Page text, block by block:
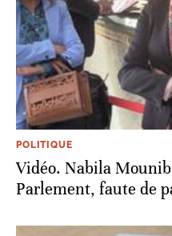
POLITIQUE
Vidéo. Nabila Mounib
Parlement, faute de